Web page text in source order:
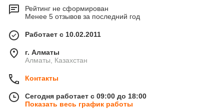
Рейтинг не сформирован
Менее 5 отзывов за последний год
Работает с 10.02.2011
г. Алматы
Алматы, Казахстан
Контакты
Сегодня работает с 09:00 до 18:00
Показать весь график работы